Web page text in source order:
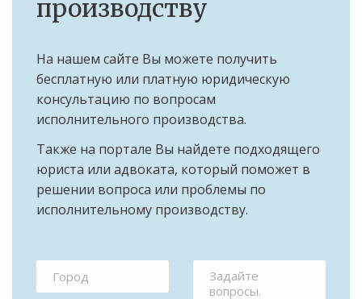
производству
На нашем сайте Вы можете получить
бесплатную или платную юридическую
консультацию по вопросам
исполнительного производства.
Также на портале Вы найдете подходящего
юриста или адвоката, который поможет в
решении вопроса или проблемы по
исполнительному производству.